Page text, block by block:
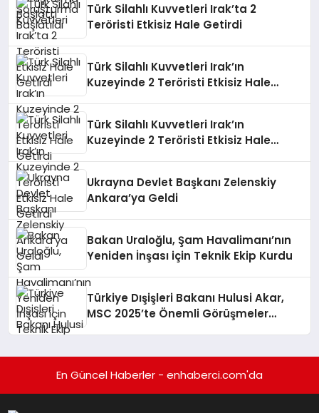
Türk Silahlı Kuvvetleri Irak’ta 2
Teröristi Etkisiz Hale Getirdi
Türk Silahlı Kuvvetleri Irak’ın
Kuzeyinde 2 Teröristi Etkisiz Hale
Türk Silahlı Kuvvetleri Irak’ın
Kuzeyinde 2 Teröristi Etkisiz Hale
Ukrayna Devlet Başkanı Zelenskiy
Ankara’ya Geldi
Bakan Uraloğlu, Şam Havalimanı’nın
Yeniden İnşası için Teknik Ekip Kurdu
Türkiye Dışişleri Bakanı Hulusi Akar,
MSC 2025’te Önemli Görüşmeler
En Güncel Haberler - enhaberci.com'da